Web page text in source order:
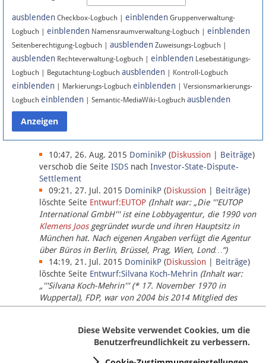
Facebook
Instagram
Anmelden
Datenschutz
Über Lobbypedia
Impressum
ausblenden Checkbox-Logbuch | einblenden Gruppenverwaltung-
Logbuch | einblenden Namensraumverwaltung-Logbuch | einblenden
Seitenberechtigung-Logbuch | ausblenden Zuweisungs-Logbuch |
ausblenden Rechteverwaltung-Logbuch | einblenden Lesebestätigungs-
Logbuch | Begutachtung-Logbuch ausblenden | Kontroll-Logbuch
einblenden | Markierungs-Logbuch einblenden | Versionsmarkierungs-
Logbuch einblenden | Semantic-MediaWiki-Logbuch ausblenden
10:47, 26. Aug. 2015 DominikP (Diskussion Beiträge)
verschob die Seite ISDS nach Investor-State-Dispute-
Settlement
09:21, 27. Jul. 2015 DominikP (Diskussion Beiträge)
löschte Seite Entwurf:EUTOP (Inhalt war: „Die '''EUTOP
International GmbH''' ist eine Lobbyagentur, die 1990 von
Klemens Joosgegründet wurde und ihren Hauptsitz in
München hat. Nach eigenen Angaben verfügt die Agentur
über Büros in Berlin, Brüssel, Prag, Wien, Lond…“)
14:19, 21. Jul. 2015 DominikP (Diskussion Beiträge)
löschte Seite Entwurf:Silvana Koch-Mehrin (Inhalt war:
„'''Silvana Koch-Mehrin''' (* 17. November 1970 in
Wuppertal), FDP, war von 2004 bis 2014 Mitglied des
Europäischen Parlaments, seit November 2014 ist sie für
Diese Website verwendet Cookies, um die
Benutzerfreundlichkeit zu verbessern.